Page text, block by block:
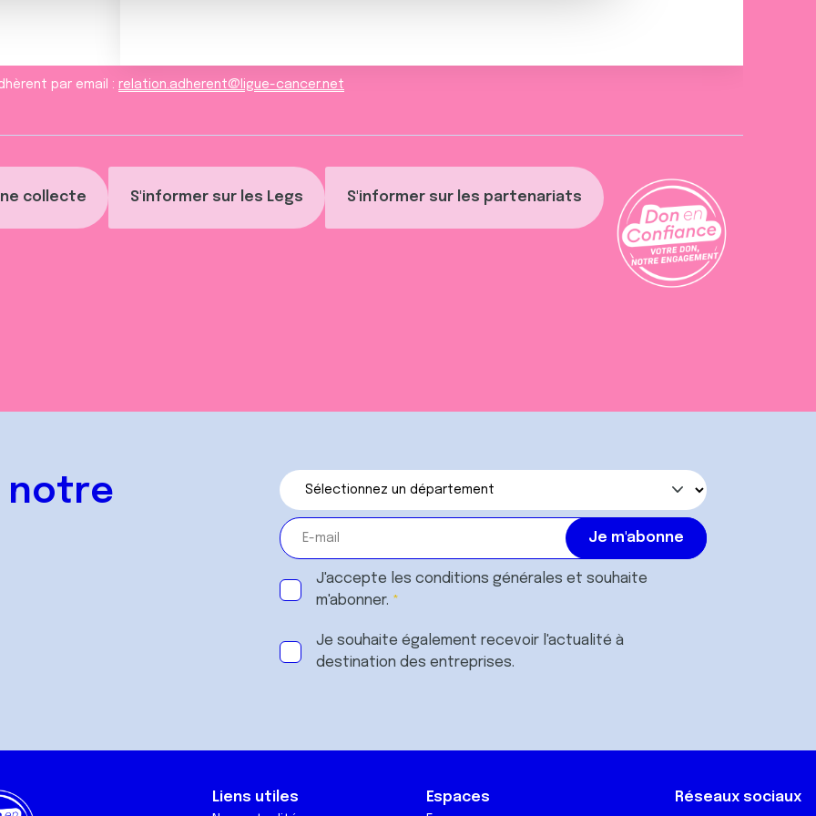
collecte S'informer sur les Legs S'informer sur les partenariats
par email : relation.adherent@ligue-cancer.net
notre
J'accepte les conditions générales et souhaite
m'abonner.
Je souhaite également recevoir l'actualité à
destination des entreprises.
Liens utiles Espaces Réseaux sociaux